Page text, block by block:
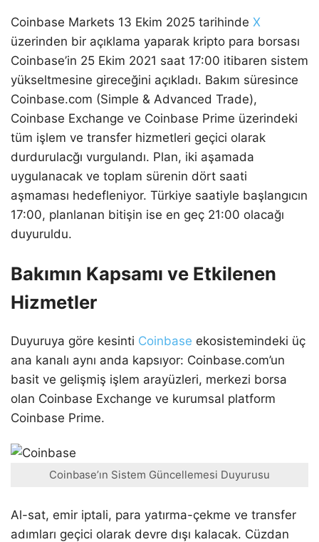
Coinbase Markets 13 Ekim 2025 tarihinde X
üzerinden bir açıklama yaparak kripto para borsası
Coinbase’in 25 Ekim 2021 saat 17:00 itibaren sistem
yükseltmesine gireceğini açıkladı. Bakım süresince
Coinbase.com (Simple & Advanced Trade),
Coinbase Exchange ve Coinbase Prime üzerindeki
tüm işlem ve transfer hizmetleri geçici olarak
durdurulacğı vurgulandı. Plan, iki aşamada
uygulanacak ve toplam sürenin dört saati
aşmaması hedefleniyor. Türkiye saatiyle başlangıcın
17:00, planlanan bitişin ise en geç 21:00 olacağı
duyuruldu.
Bakımın Kapsamı ve Etkilenen
Hizmetler
Duyuruya göre kesinti Coinbase ekosistemindeki üç
ana kanalı aynı anda kapsıyor: Coinbase.com’un
basit ve gelişmiş işlem arayüzleri, merkezi borsa
olan Coinbase Exchange ve kurumsal platform
Coinbase Prime.
Coinbase’ın Sistem Güncellemesi Duyurusu
Al-sat, emir iptali, para yatırma-çekme ve transfer
adımları geçici olarak devre dışı kalacak. Cüzdan